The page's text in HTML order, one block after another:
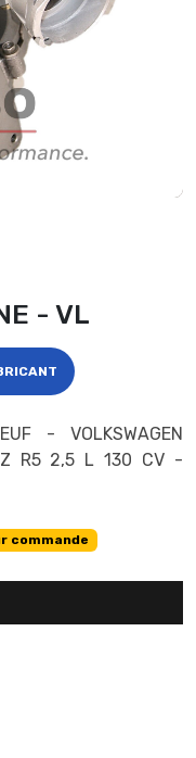
- VL
- VOLKSWAGEN
R5 2,5 L 130 CV -
commande